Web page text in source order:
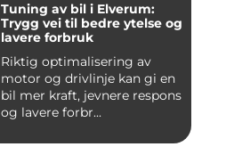
Tuning av bil i Elverum:
Trygg vei til bedre ytelse og
lavere forbruk
Riktig optimalisering av
motor og drivlinje kan gi en
bil mer kraft, jevnere respons
og lavere forbr...